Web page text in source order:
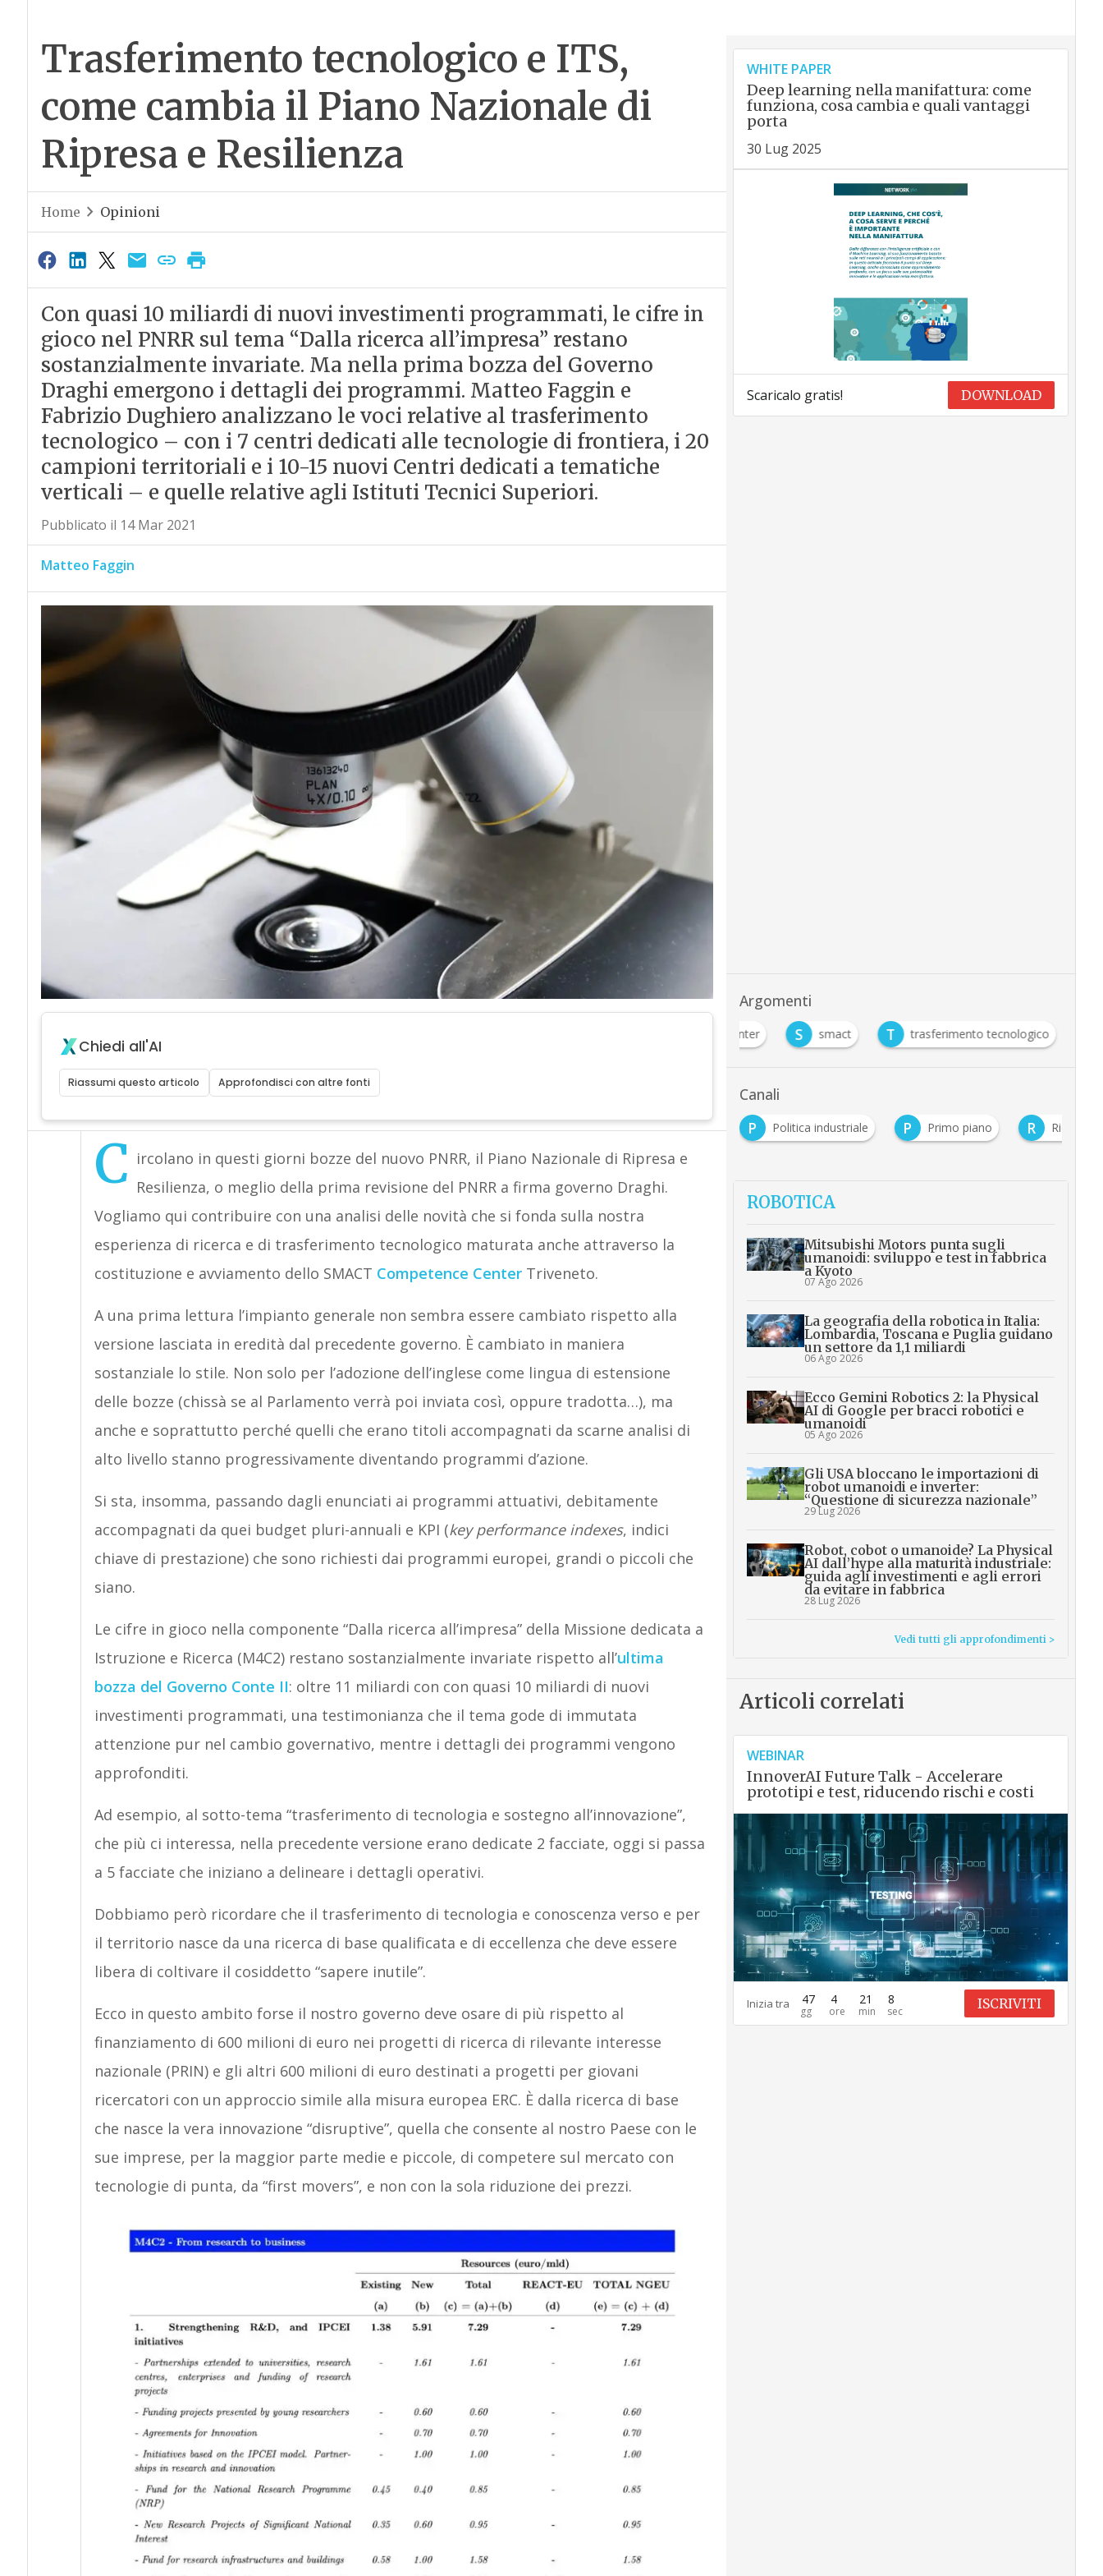
Trasferimento tecnologico e ITS,
come cambia il Piano Nazionale di
Ripresa e Resilienza
Home Opinioni
Con quasi 10 miliardi di nuovi investimenti programmati, le cifre in
gioco nel PNRR sul tema “Dalla ricerca all’impresa” restano
sostanzialmente invariate. Ma nella prima bozza del Governo
Draghi emergono i dettagli dei programmi. Matteo Faggin e
Fabrizio Dughiero analizzano le voci relative al trasferimento
tecnologico – con i 7 centri dedicati alle tecnologie di frontiera, i 20
campioni territoriali e i 10-15 nuovi Centri dedicati a tematiche
verticali – e quelle relative agli Istituti Tecnici Superiori.
Pubblicato il 14 Mar 2021
Matteo Faggin
Chiedi all'AI
Riassumi questo articolo Approfondisci con altre fonti
C ircolano in questi giorni bozze del nuovo PNRR, il Piano Nazionale di Ripresa e
Resilienza, o meglio della prima revisione del PNRR a firma governo Draghi.
Vogliamo qui contribuire con una analisi delle novità che si fonda sulla nostra
esperienza di ricerca e di trasferimento tecnologico maturata anche attraverso la
costituzione e avviamento dello SMACT Competence CenterTriveneto.
A una prima lettura l’impianto generale non sembra essere cambiato rispetto alla
versione lasciata in eredità dal precedente governo. È cambiato in maniera
sostanziale lo stile. Non solo per l’adozione dell’inglese come lingua di estensione
delle bozze (chissà se al Parlamento verrà poi inviata così, oppure tradotta…), ma
anche e soprattutto perché quelli che erano titoli accompagnati da scarne analisi di
alto livello stanno progressivamente diventando programmi d’azione.
Si sta, insomma, passando dagli enunciati ai programmi attuativi, debitamente
accompagnati da quei budget pluri-annuali e KPI (key performance indexes, indici
chiave di prestazione) che sono richiesti dai programmi europei, grandi o piccoli che
siano.
Le cifre in gioco nella componente “Dalla ricerca all’impresa” della Missione dedicata a
Istruzione e Ricerca (M4C2) restano sostanzialmente invariate rispetto all’ultima
bozza del Governo Conte II: oltre 11 miliardi con con quasi 10 miliardi di nuovi
investimenti programmati, una testimonianza che il tema gode di immutata
attenzione pur nel cambio governativo, mentre i dettagli dei programmi vengono
approfonditi.
Ad esempio, al sotto-tema “trasferimento di tecnologia e sostegno all’innovazione”,
che più ci interessa, nella precedente versione erano dedicate 2 facciate, oggi si passa
a 5 facciate che iniziano a delineare i dettagli operativi.
Dobbiamo però ricordare che il trasferimento di tecnologia e conoscenza verso e per
il territorio nasce da una ricerca di base qualificata e di eccellenza che deve essere
libera di coltivare il cosiddetto “sapere inutile”.
Ecco in questo ambito forse il nostro governo deve osare di più rispetto al
finanziamento di 600 milioni di euro nei progetti di ricerca di rilevante interesse
nazionale (PRIN) e gli altri 600 milioni di euro destinati a progetti per giovani
ricercatori con un approccio simile alla misura europea ERC. È dalla ricerca di base
che nasce la vera innovazione “disruptive”, quella che consente al nostro Paese con le
sue imprese, per la maggior parte medie e piccole, di competere sul mercato con
tecnologie di punta, da “first movers”, e non con la sola riduzione dei prezzi.
WHITE PAPER
Deep learning nella manifattura: come
funziona, cosa cambia e quali vantaggi
porta
30 Lug 2025
Scaricalo gratis! DOWNLOAD
Argomenti
Competence Center S smact T trasferimento tecnologico
Canali
O
Opinioni P Politica industriale P Primo piano R Ricerca
ROBOTICA
Mitsubishi Motors punta sugli
umanoidi: sviluppo e test in fabbrica
a Kyoto
07 Ago 2026
La geografia della robotica in Italia:
Lombardia, Toscana e Puglia guidano
un settore da 1,1 miliardi
06 Ago 2026
Ecco Gemini Robotics 2: la Physical
AI di Google per bracci robotici e
umanoidi
05 Ago 2026
Gli USA bloccano le importazioni di
robot umanoidi e inverter:
“Questione di sicurezza nazionale”
29 Lug 2026
Robot, cobot o umanoide? La Physical
AI dall’hype alla maturità industriale:
guida agli investimenti e agli errori
da evitare in fabbrica
28 Lug 2026
Vedi tutti gli approfondimenti >
Articoli correlati
WEBINAR
InnoverAI Future Talk - Accelerare
prototipi e test, riducendo rischi e costi
Inizia tra 47 4 21 7 ISCRIVITI